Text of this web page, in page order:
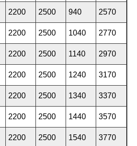
2200 2500 940 2570
2200 2500 1040 2770
2200 2500 1140 2970
2200 2500 1240 3170
2200 2500 1340 3370
2200 2500 1440 3570
2200 2500 1540 3770